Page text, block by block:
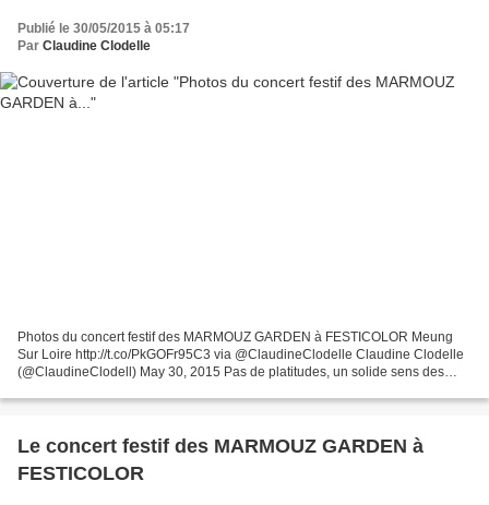
Publié le 30/05/2015 à 05:17
Par Claudine Clodelle
Photos du concert festif des MARMOUZ GARDEN à FESTICOLOR Meung
Sur Loire http://t.co/PkGOFr95C3 via @ClaudineClodelle Claudine Clodelle
(@ClaudineClodell) May 30, 2015 Pas de platitudes, un solide sens des
Le concert festif des MARMOUZ GARDEN à
FESTICOLOR